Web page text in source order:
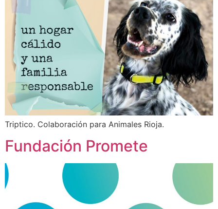
Triptico. Colaboración para Animales Rioja.
Fundación Promete